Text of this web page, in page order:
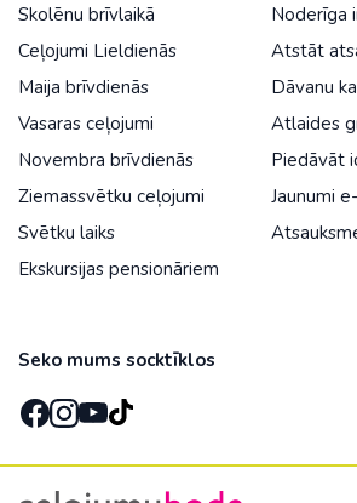
Skolēnu brīvlaikā
Ceļojumi Lieldienās
Maija brīvdienās
Vasaras ceļojumi
Novembra brīvdienās
Ziemassvētku ceļojumi
Svētku laiks
Ekskursijas pensionāriem
Noderīga
Atstāt
Dāvanu
Atlaides
Piedāvāt
Jaunumi
Seko mums socktīklos